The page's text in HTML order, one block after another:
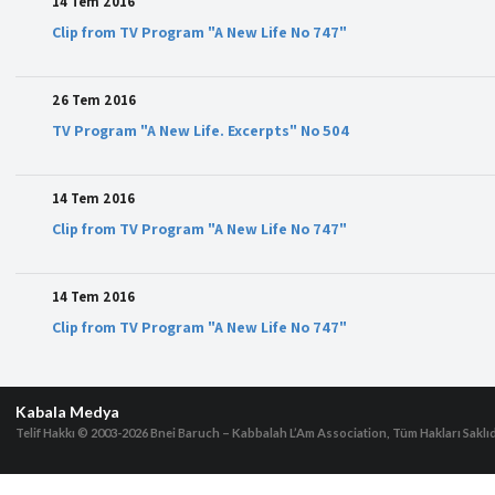
Clip from TV Program "A New Life No 747"
26 Tem 2016
TV Program "A New Life. Excerpts" No 504
14 Tem 2016
Clip from TV Program "A New Life No 747"
14 Tem 2016
Clip from TV Program "A New Life No 747"
Kabala Medya
Telif Hakkı © 2003-2026Bnei Baruch – Kabbalah L’Am Association, Tüm Hakları